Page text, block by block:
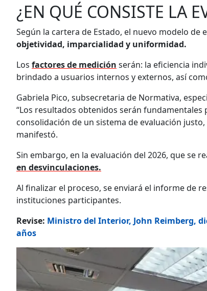
¿EN QUÉ CONSISTE LA
Según la cartera de Estado, el nuevo modelo
objetividad, imparcialidad y uniformidad.
Los factores de medición serán: la eficiencia
brindado a usuarios internos y externos, así
Gabriela Pico, subsecretaria de Normativa,
“Los resultados obtenidos serán
consolidación de un sistema de evaluación
manifestó.
Sin embargo, en la evaluación del 2026, que se
en desvinculaciones.
Al finalizar el proceso, se enviará el informe de
instituciones participantes.
Revise: Ministro del Interior, John Reimberg,
años